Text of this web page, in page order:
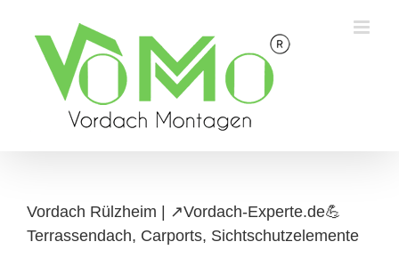
content
Vordach Rülzheim | ↗️Vordach-Experte.de💪
Terrassendach, Carports, Sichtschutzelemente